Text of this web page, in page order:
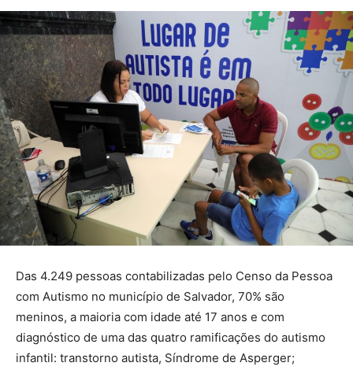
Das 4.249 pessoas contabilizadas pelo Censo da Pessoa
com Autismo no município de Salvador, 70% são
meninos, a maioria com idade até 17 anos e com
diagnóstico de uma das quatro ramificações do autismo
infantil: transtorno autista, Síndrome de Asperger;